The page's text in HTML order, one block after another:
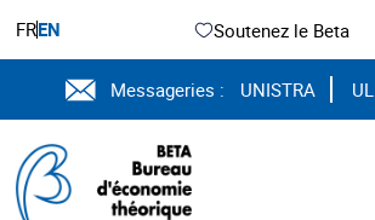
FREN Soutenez le Beta
Messageries : UNISTRA UL